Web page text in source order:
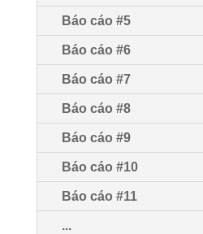
Báo cáo #5
Báo cáo #6
Báo cáo #7
Báo cáo #8
Báo cáo #9
Báo cáo #10
Báo cáo #11
...